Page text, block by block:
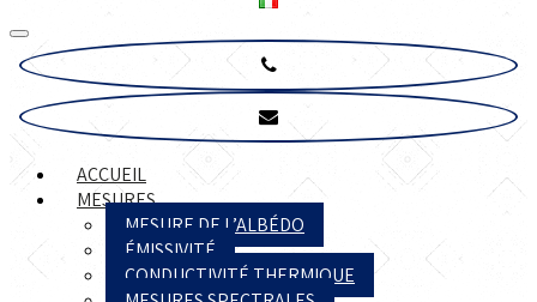
ACCUEIL
MESURES
MESURE DE L’ALBÉDO
ÉMISSIVITÉ
CONDUCTIVITÉ THERMIQUE